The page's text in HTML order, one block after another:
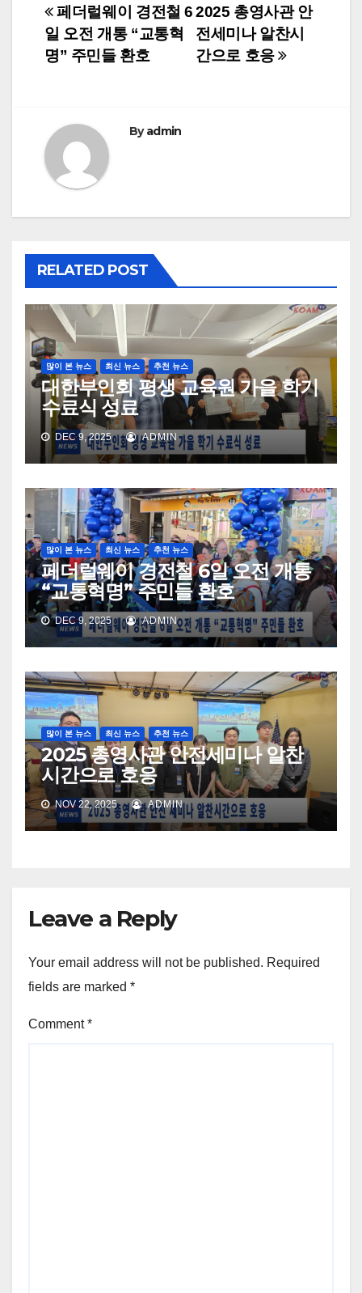
Post
navigation
2025 총영사관 안
전세미나 알찬시
간으로 호응
페더럴웨이 경전철 6
일 오전 개통 “교통혁
명” 주민들 환호
Byadmin
RELATED POST
많이 본 뉴스 최신 뉴스 추천 뉴스
대한부인회 평생 교육원 가을 학기
수료식 성료
DEC 9, 2025 ADMIN
많이 본 뉴스 최신 뉴스 추천 뉴스
페더럴웨이 경전철 6일 오전 개통
“교통혁명” 주민들 환호
DEC 9, 2025 ADMIN
많이 본 뉴스 최신 뉴스 추천 뉴스
2025 총영사관 안전세미나 알찬
시간으로 호응
NOV 22, 2025 ADMIN
Leave a Reply
Your email address will not be published. Required
fields are marked *
Comment*